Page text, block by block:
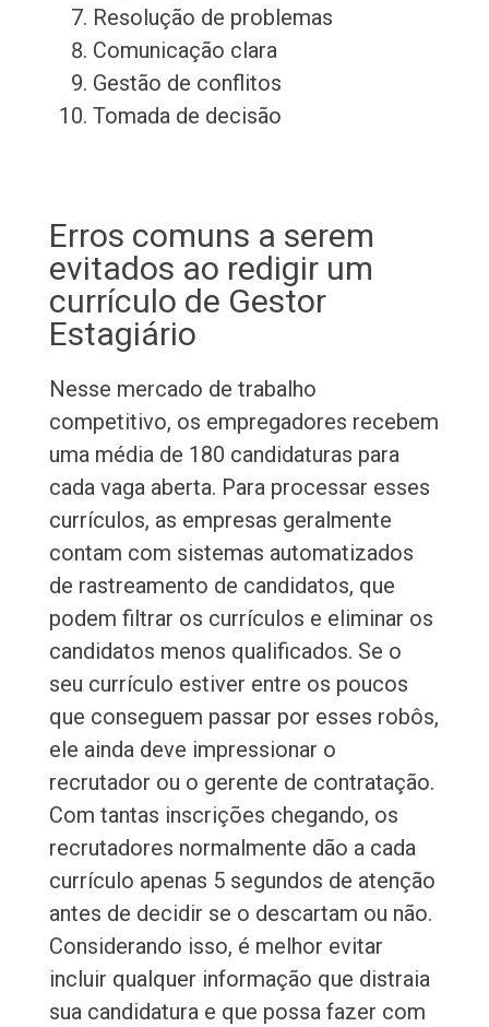
Resolução de problemas
Comunicação clara
Gestão de conflitos
Tomada de decisão
Erros comuns a serem
evitados ao redigir um
currículo de Gestor
Estagiário
Nesse mercado de trabalho
competitivo, os empregadores recebem
uma média de 180 candidaturas para
cada vaga aberta. Para processar esses
currículos, as empresas geralmente
contam com sistemas automatizados
de rastreamento de candidatos, que
podem filtrar os currículos e eliminar os
candidatos menos qualificados. Se o
seu currículo estiver entre os poucos
que conseguem passar por esses robôs,
ele ainda deve impressionar o
recrutador ou o gerente de contratação.
Com tantas inscrições chegando, os
recrutadores normalmente dão a cada
currículo apenas 5 segundos de atenção
antes de decidir se o descartam ou não.
Considerando isso, é melhor evitar
incluir qualquer informação que distraia
sua candidatura e que possa fazer com